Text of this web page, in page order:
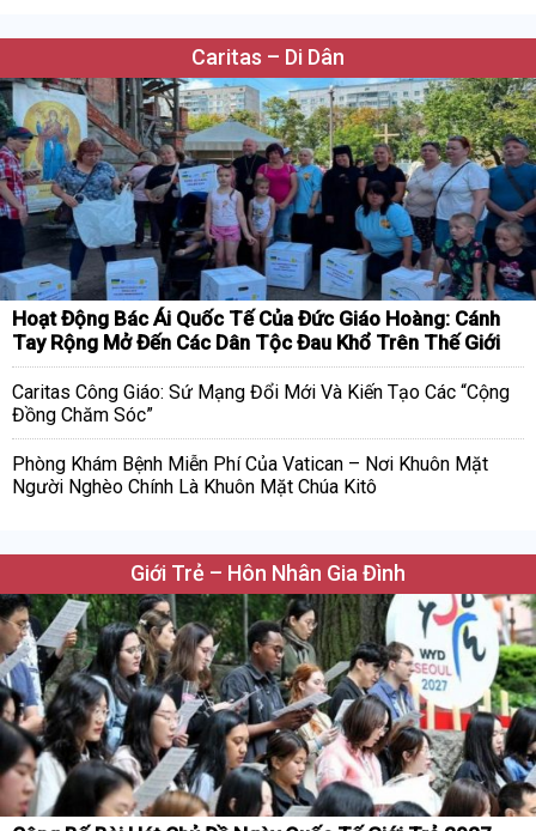
Caritas – Di Dân
Hoạt Động Bác Ái Quốc Tế Của Đức Giáo Hoàng: Cánh
Tay Rộng Mở Đến Các Dân Tộc Đau Khổ Trên Thế Giới
Caritas Công Giáo: Sứ Mạng Đổi Mới Và Kiến Tạo Các “Cộng
Đồng Chăm Sóc”
Phòng Khám Bệnh Miễn Phí Của Vatican – Nơi Khuôn Mặt
Người Nghèo Chính Là Khuôn Mặt Chúa Kitô
Giới Trẻ – Hôn Nhân Gia Đình